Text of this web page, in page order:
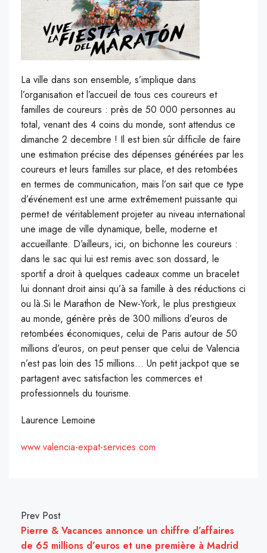
La ville dans son ensemble, s’implique dans
l’organisation et l’accueil de tous ces coureurs et
familles de coureurs : près de 50 000 personnes au
total, venant des 4 coins du monde, sont attendus ce
dimanche 2 decembre ! Il est bien sûr difficile de faire
une estimation précise des dépenses générées par les
coureurs et leurs familles sur place, et des retombées
en termes de communication, mais l’on sait que ce type
d’événement est une arme extrêmement puissante qui
permet de véritablement projeter au niveau international
une image de ville dynamique, belle, moderne et
accueillante. D’ailleurs, ici, on bichonne les coureurs :
dans le sac qui lui est remis avec son dossard, le
sportif a droit à quelques cadeaux comme un bracelet
lui donnant droit ainsi qu’à sa famille à des réductions ci
ou là.Si le Marathon de New-York, le plus prestigieux
au monde, génère près de 300 millions d’euros de
retombées économiques, celui de Paris autour de 50
millions d’euros, on peut penser que celui de Valencia
n’est pas loin des 15 millions… Un petit jackpot que se
partagent avec satisfaction les commerces et
professionnels du tourisme.
Laurence Lemoine
www.valencia-expat-services.com
Prev Post
Pierre & Vacances annonce un chiffre d’affaires
de 65 millions d’euros et une première à Madrid